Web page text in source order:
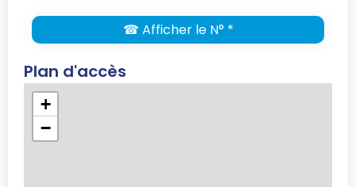
☎ Afficher le N° *
Plan d'accès
+
−